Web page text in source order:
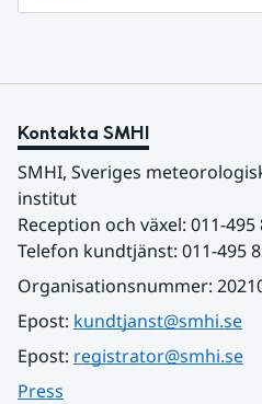
Kontakta SMHI
SMHI, Sveriges
institut
Reception och växel: 011-495
Telefon kundtjänst: 011-495
Organisationsnummer:
Epost: kundtjanst@smhi.se
Epost: registrator@smhi.se
Press